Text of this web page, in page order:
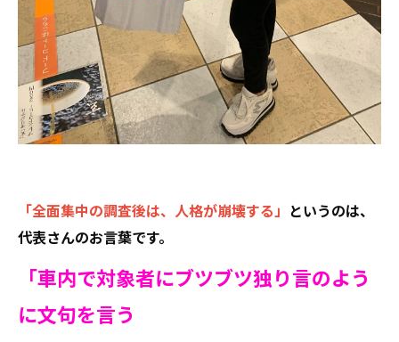
「全面集中の調査後は、人格が崩壊する」 というのは、
代表さんのお言葉です。
「車内で対象者にブツブツ独り言のよう
に文句を言う